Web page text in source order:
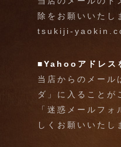
除をお願いいたし
tsukiji-
■Yahooアドレス
当店からのメール
ダ」に入ることが
「迷惑メールフ
しくお願いいたし